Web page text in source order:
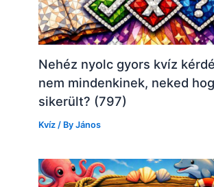
Nehéz nyolc gyors kvíz
nem mindenkinek, neked
sikerült? (797)
Kvíz / ByJános